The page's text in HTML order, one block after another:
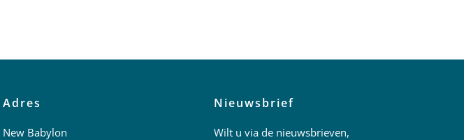
Adres
New Babylon
Nieuwsbrief
Wilt u via de nieuwsbrieven,